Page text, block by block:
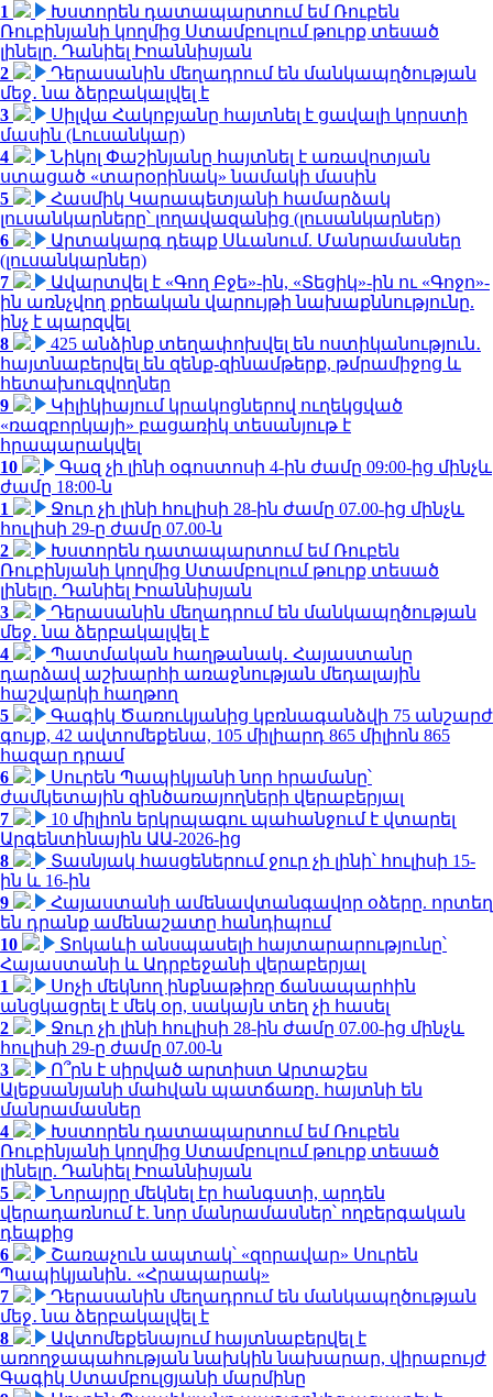
1
Խստորեն դատապարտում եմ Ռուբեն
Ռուբինյանի կողմից Ստամբուլում թուրք տեսած
լինելը. Դանիել Իոաննիսյան
2
Դերասանին մեղադրում են մանկապղծության
մեջ․ նա ձերբակալվել է
3
Սիլվա Հակոբյանը հայտնել է ցավալի կորստի
մասին (Լուսանկար)
4
Նիկոլ Փաշինյանը հայտնել է առավոտյան
ստացած «տարօրինակ» նամակի մասին
5
Հասմիկ Կարապետյանի համարձակ
լուսանկարները՝ լողավազանից (լուսանկարներ)
6
Արտակարգ դեպք Սևանում. Մանրամասներ
(լուսանկարներ)
7
Ավարտվել է «Գող Բջե»-ին, «Տեցիկ»-ին ու «Գոջո»-
ին առնչվող քրեական վարույթի նախաքննությունը.
ինչ է պարզվել
8
425 անձինք տեղափոխվել են ոստիկանություն․
հայտնաբերվել են զենք-զինամթերք, թմրամիջոց և
հետախուզվողներ
9
Կիլիկիայում կրակոցներով ուղեկցված
«ռազբորկայի» բացառիկ տեսանյութ է
հրապարակվել
10
Գազ չի լինի օգոստոսի 4-ին ժամը 09:00-ից մինչև
ժամը 18:00-ն
1
Ջուր չի լինի հուլիսի 28-ին ժամը 07.00-ից մինչև
հուլիսի 29-ը ժամը 07.00-ն
2
Խստորեն դատապարտում եմ Ռուբեն
Ռուբինյանի կողմից Ստամբուլում թուրք տեսած
լինելը. Դանիել Իոաննիսյան
3
Դերասանին մեղադրում են մանկապղծության
մեջ․ նա ձերբակալվել է
4
Պատմական հաղթանակ․ Հայաստանը
դարձավ աշխարհի առաջնության մեդալային
հաշվարկի հաղթող
5
Գագիկ Ծառուկյանից կբռնագանձվի 75 անշարժ
գույք, 42 ավտոմեքենա, 105 միլիարդ 865 միլիոն 865
հազար դրամ
6
Սուրեն Պապիկյանի նոր հրամանը՝
ժամկետային զինծառայողների վերաբերյալ
7
10 միլիոն երկրպագու պահանջում է վտարել
Արգենտինային ԱԱ-2026-ից
8
Տասնյակ հասցեներում ջուր չի լինի՝ հուլիսի 15-
ին և 16-ին
9
Հայաստանի ամենավտանգավոր օձերը. որտեղ
են դրանք ամենաշատը հանդիպում
10
Տոկաևի անսպասելի հայտարարությունը՝
Հայաստանի և Ադրբեջանի վերաբերյալ
1
Սոչի մեկնող ինքնաթիռը ճանապարհին
անցկացրել է մեկ օր, սակայն տեղ չի հասել
2
Ջուր չի լինի հուլիսի 28-ին ժամը 07.00-ից մինչև
հուլիսի 29-ը ժամը 07.00-ն
3
Ո՞րն է սիրված արտիստ Արտաշես
Ալեքսանյանի մահվան պատճառը. հայտնի են
մանրամասներ
4
Խստորեն դատապարտում եմ Ռուբեն
Ռուբինյանի կողմից Ստամբուլում թուրք տեսած
լինելը. Դանիել Իոաննիսյան
5
Նորայրը մեկնել էր հանգստի, արդեն
վերադառնում է. նոր մանրամասներ՝ ողբերգական
դեպքից
6
Շառաչուն ապտակ՝ «զորավար» Սուրեն
Պապիկյանին․ «Հրապարակ»
7
Դերասանին մեղադրում են մանկապղծության
մեջ․ նա ձերբակալվել է
8
Ավտոմեքենայում հայտնաբերվել է
առողջապահության նախկին նախարար, վիրաբույժ
Գագիկ Ստամբուլցյանի մարմինը